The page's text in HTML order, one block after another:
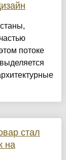
потоке
стал
на